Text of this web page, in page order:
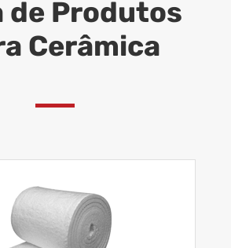
de Produtos
Cerâmica